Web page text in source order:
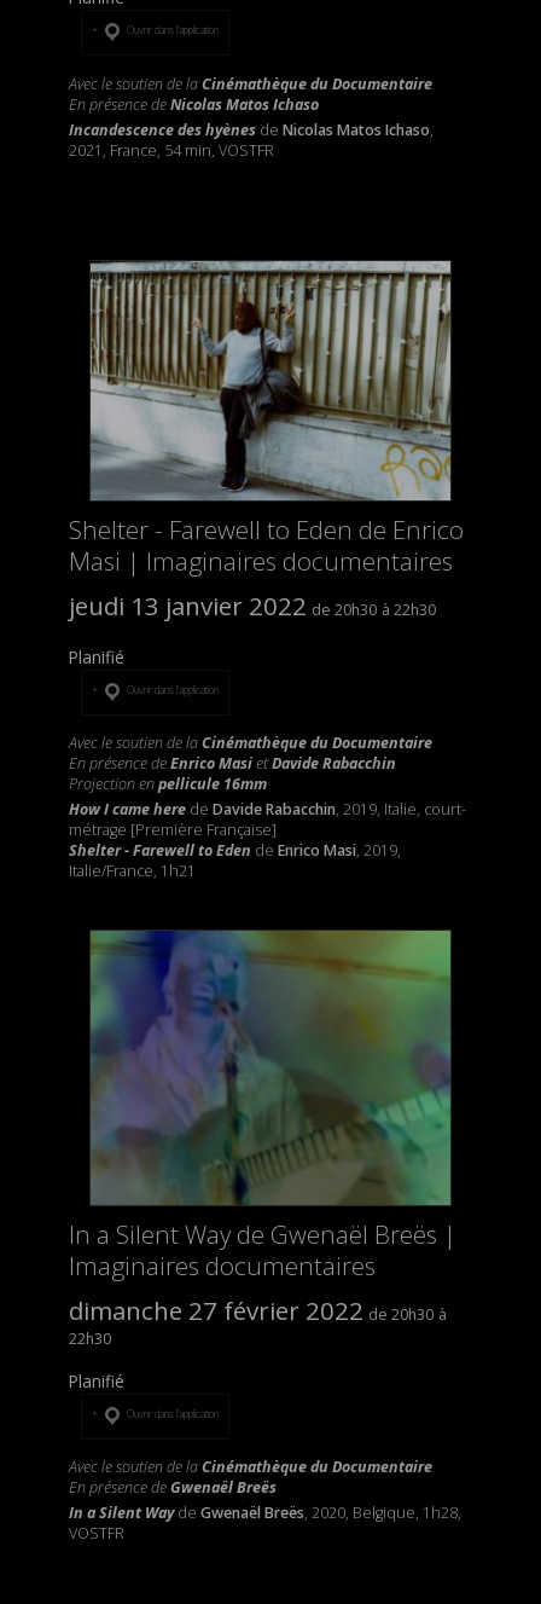
Ouvrir dans l’application
Avec le soutien de laCinémathèque du Documentaire
En présence deNicolas Matos Ichaso
Incandescence des hyènes de Nicolas Matos Ichaso,
2021, France, 54 min, VOSTFR
Shelter - Farewell to Eden de Enrico
Masi | Imaginaires documentaires
jeudi 13 janvier 2022
20h30 22h30
Planifié
Ouvrir dans l’application
Avec le soutien de laCinémathèque du Documentaire
En présence deEnrico MasietDavide Rabacchin
Projection enpellicule 16mm
How I came herede Davide Rabacchin, 2019, Italie, court-
métrage [Première Française]
Shelter - Farewell to Eden de Enrico Masi, 2019,
Italie/France, 1h21
In a Silent Way de Gwenaël Breës |
Imaginaires documentaires
dimanche 27 février 2022
20h30
22h30
Planifié
Ouvrir dans l’application
Avec le soutien de laCinémathèque du Documentaire
En présence deGwenaël Breës
In a Silent Wayde Gwenaël Breës, 2020, Belgique, 1h28,
VOSTFR